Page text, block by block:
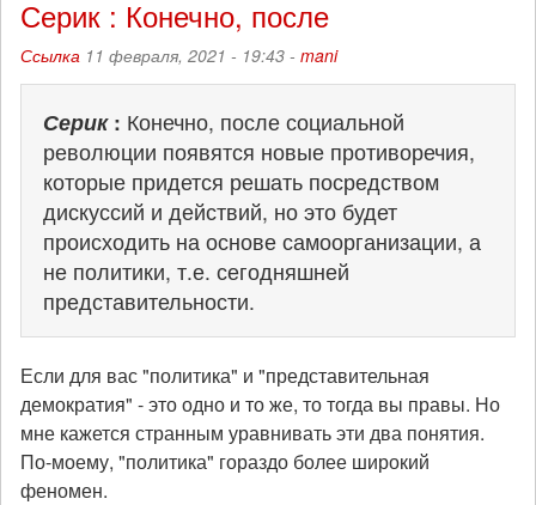
Серик : Конечно, после
Ссылка 11 февраля, 2021 - 19:43 - mani
Серик: Конечно, после социальной
революции появятся новые противоречия,
которые придется решать посредством
дискуссий и действий, но это будет
происходить на основе самоорганизации, а
не политики, т.е. сегодняшней
представительности.
Если для вас "политика" и "представительная
демократия" - это одно и то же, то тогда вы правы. Но
мне кажется странным уравнивать эти два понятия.
По-моему, "политика" гораздо более широкий
феномен.